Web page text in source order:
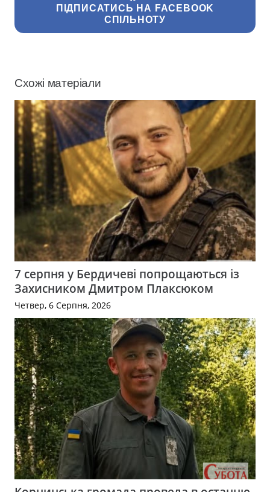
ПІДПИСАТИСЬ НА FACEBOOK
СПІЛЬНОТУ
Схожі матеріали
7 серпня у Бердичеві попрощаються із
Захисником Дмитром Плаксюком
Четвер, 6 Серпня, 2026